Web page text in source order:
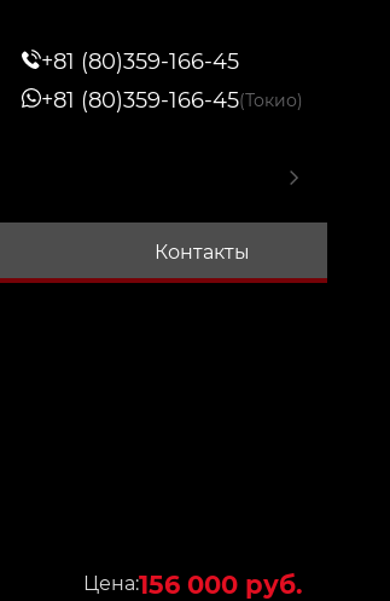
+81 (80)359-166-45
+81 (80)359-166-45(Токио)
Контакты
Цена:156 000 руб.